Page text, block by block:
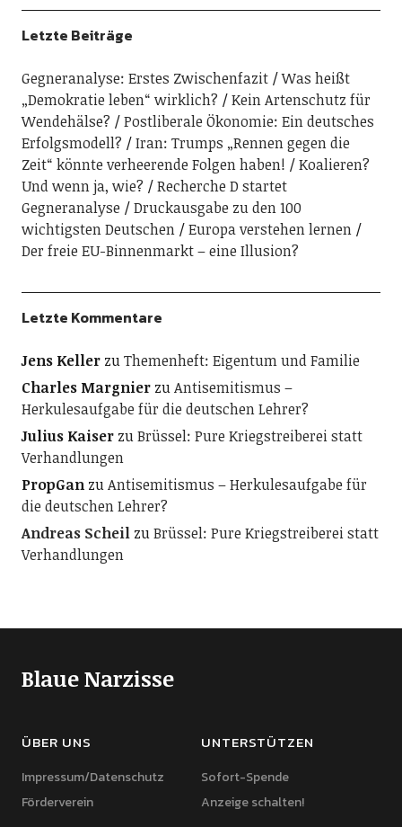
Letzte Beiträge
Gegneranalyse: Erstes Zwischenfazit
Was heißt
„Demokratie leben“ wirklich?
Kein Artenschutz für
Wendehälse?
Postliberale Ökonomie: Ein deutsches
Erfolgsmodell?
Iran: Trumps „Rennen gegen die
Zeit“ könnte verheerende Folgen haben!
Koalieren?
Und wenn ja, wie?
Recherche D startet
Gegneranalyse
Druckausgabe zu den 100
wichtigsten Deutschen
Europa verstehen lernen
Der freie EU-Binnenmarkt – eine Illusion?
Letzte Kommentare
Jens KellerzuThemenheft: Eigentum und Familie
Charles MargnierzuAntisemitismus –
Herkulesaufgabe für die deutschen Lehrer?
Julius KaiserzuBrüssel: Pure Kriegstreiberei statt
Verhandlungen
PropGanzuAntisemitismus – Herkulesaufgabe für
die deutschen Lehrer?
Andreas ScheilzuBrüssel: Pure Kriegstreiberei statt
Verhandlungen
Blaue Narzisse
ÜBER UNS
Impressum/Datenschutz
Förderverein
UNTERSTÜTZEN
Sofort-Spende
Anzeige schalten!